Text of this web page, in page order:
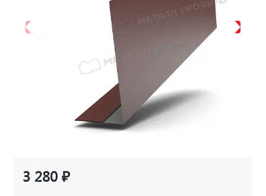
3 280 ₽